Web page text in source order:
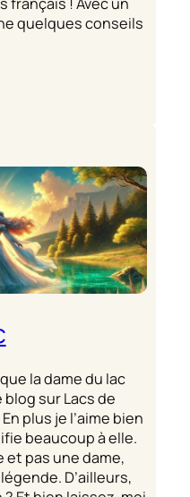
quelques conseils
la dame du lac
sur Lacs de
plus je l’aime bien
beaucoup à elle.
pas une dame,
D’ailleurs,